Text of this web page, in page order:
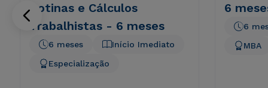
Rotinas e Cálculos
Trabalhistas - 6 meses
Início Imediato
6 meses
Especialização
6
6
MBA